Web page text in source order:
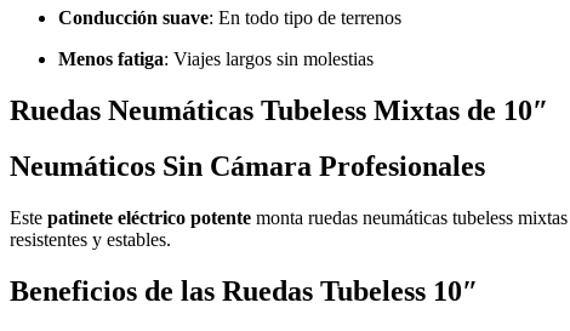
Conducción suave: En todo tipo de terrenos
Menos fatiga: Viajes largos sin molestias
Ruedas Neumáticas Tubeless Mixtas de 10″
Neumáticos Sin Cámara Profesionales
Este patinete eléctrico potente monta ruedas neumáticas tubeless
resistentes y estables.
Beneficios de las Ruedas Tubeless 10″